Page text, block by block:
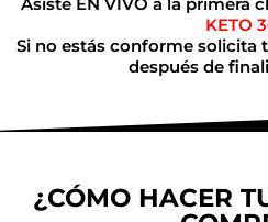
KETO
Si no estás conforme solicita
después de
¿CÓMO HACER